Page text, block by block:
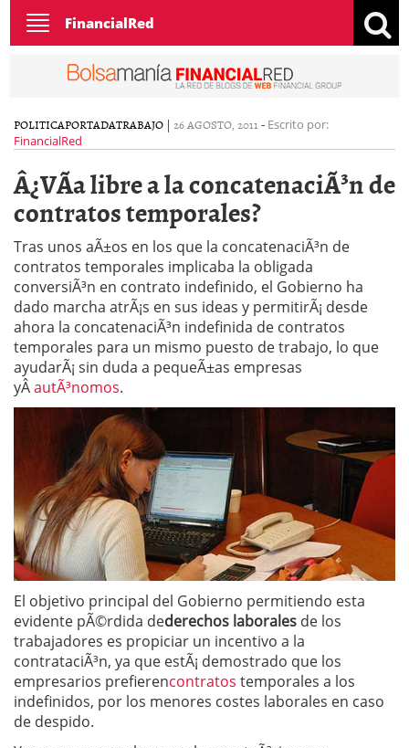
Toggle
navigation
FinancialRed
POLITICAPORTADATRABAJO | 26 AGOSTO, 2011 - Escrito por:
FinancialRed
Â¿VÃ­a libre a la concatenaciÃ³n de
contratos temporales?
Tras unos aÃ±os en los que la concatenaciÃ³n de
contratos temporales implicaba la obligada
conversiÃ³n en contrato indefinido, el Gobierno ha
dado marcha atrÃ¡s en sus ideas y permitirÃ¡ desde
ahora la concatenaciÃ³n indefinida de contratos
temporales para un mismo puesto de trabajo, lo que
ayudarÃ¡ sin duda a pequeÃ±as empresas
yÂautÃ³nomos.
El objetivo principal del Gobierno permitiendo esta
evidente pÃ©rdida dederechos laborales de los
trabajadores es propiciar un incentivo a la
contrataciÃ³n, ya que estÃ¡ demostrado que los
empresarios prefierencontratos temporales a los
indefinidos, por los menores costes laborales en caso
de despido.